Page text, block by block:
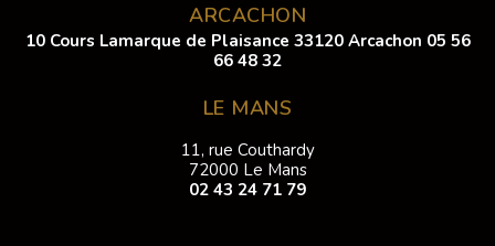
ARCACHON
10 Cours Lamarque de Plaisance 33120 Arcachon 05 56
66 48 32
LE MANS
11, rue Couthardy
72000 Le Mans
02 43 24 71 79